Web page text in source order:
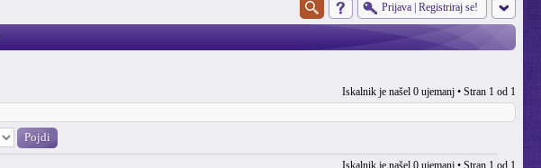
Prijava Registriraj se!
Iskalnik je našel 0 ujemanj • Stran 1 od 1
Iskalnik je našel 0 ujemanj • Stran 1 od 1